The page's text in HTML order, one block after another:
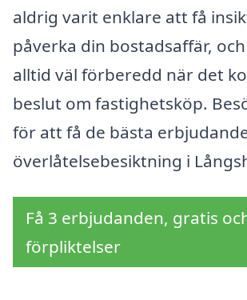
aldrig varit enklare att få
påverka din bostadsaffär,
alltid väl förberedd när det
beslut om fastighetsköp.
för att få de bästa
överlåtelsebesiktning i
Få 3 erbjudanden, gratis
förpliktelser